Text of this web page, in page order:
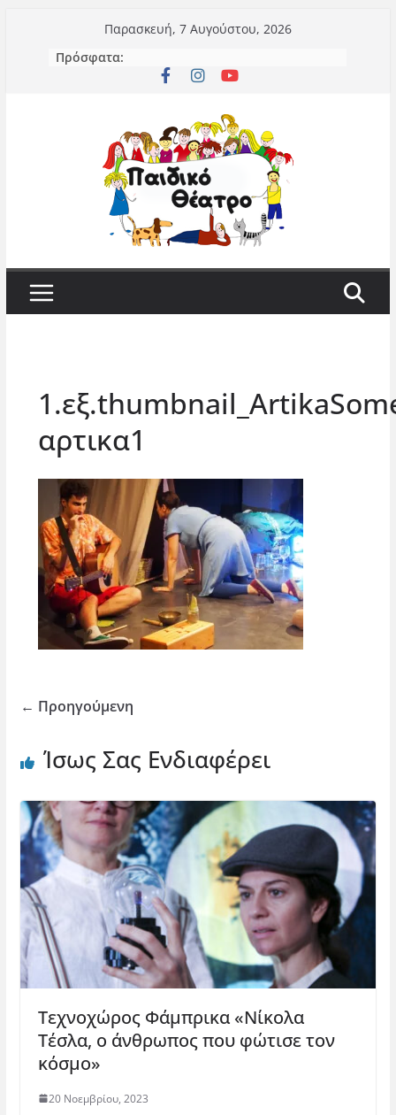
περιεχόμενο
Παρασκευή, 7 Αυγούστου, 2026
Πρόσφατα:
αρτικα1
← Προηγούμενη
Ίσως Σας Ενδιαφέρει
Τεχνοχώρος Φάμπρικα «Νίκολα
Τέσλα, ο άνθρωπος που φώτισε τον
κόσμο»
20 Νοεμβρίου, 2023